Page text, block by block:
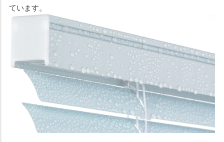
ています。